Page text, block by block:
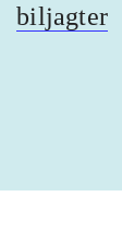
biljagter